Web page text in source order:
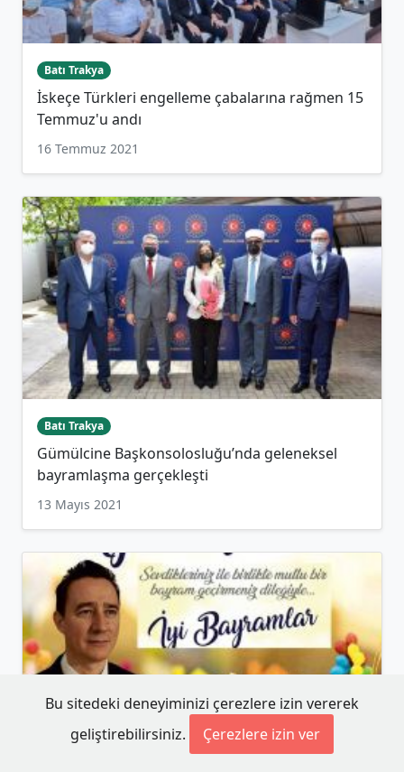
Batı Trakya
İskeçe Türkleri engelleme çabalarına rağmen 15
Temmuz'u andı
16 Temmuz 2021
Batı Trakya
Gümülcine Başkonsolosluğu’nda geleneksel
bayramlaşma gerçekleşti
13 Mayıs 2021
Bu sitedeki deneyiminizi çerezlere izin vererek
geliştirebilirsiniz.
Çerezlere izin ver